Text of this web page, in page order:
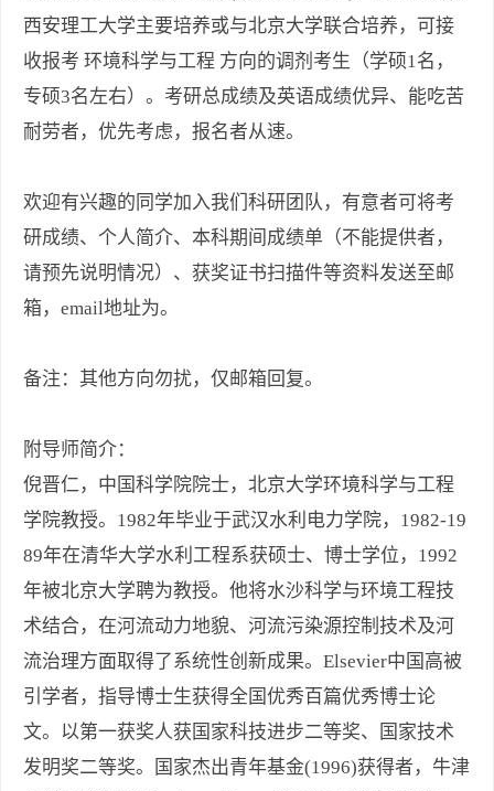
西安理工大学主要培养或与北京大学联合培养，可接
收报考 环境科学与工程 方向的调剂考生（学硕1名，
专硕3名左右）。考研总成绩及英语成绩优异、能吃苦
耐劳者，优先考虑，报名者从速。
欢迎有兴趣的同学加入我们科研团队，有意者可将考
研成绩、个人简介、本科期间成绩单（不能提供者，
请预先说明情况）、获奖证书扫描件等资料发送至邮
箱，email地址为。
备注：其他方向勿扰，仅邮箱回复。
附导师简介：
倪晋仁，中国科学院院士，北京大学环境科学与工程
学院教授。1982年毕业于武汉水利电力学院，1982-19
89年在清华大学水利工程系获硕士、博士学位，1992
年被北京大学聘为教授。他将水沙科学与环境工程技
术结合，在河流动力地貌、河流污染源控制技术及河
流治理方面取得了系统性创新成果。Elsevier中国高被
引学者，指导博士生获得全国优秀百篇优秀博士论
文。以第一获奖人获国家科技进步二等奖、国家技术
发明奖二等奖。国家杰出青年基金(1996)获得者，牛津